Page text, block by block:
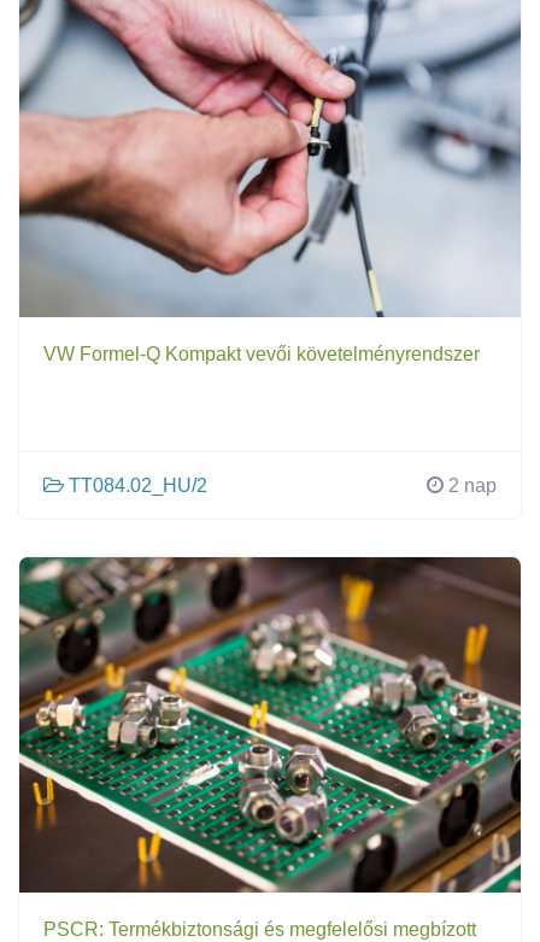
VW Formel-Q Kompakt vevői követelményrendszer
TT084.02_HU/2 2 nap
PSCR: Termékbiztonsági és megfelelősi megbízott